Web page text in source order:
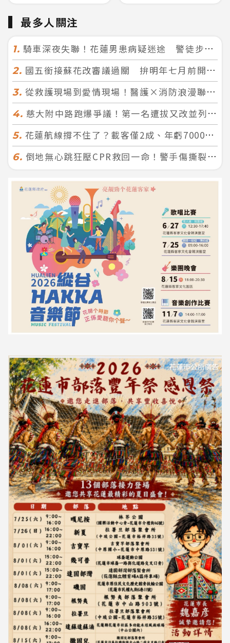
最多人關注
1. 騎車深夜失聯！花蓮男患病疑迷途 警徒步百米急尋救回一命
2. 國五銜接蘇花改審議過關 拚明年七月前開工！台北花蓮2小時生活圈成形
3. 從救護現場到愛情現場！醫護×消防浪漫聯誼 32人配對成功5對
4. 慈大附中路跑爆爭議！第一名遭拔又改並列 家長怒：難以接受
5. 花蓮航線撐不住了？載客僅2成、年虧7000萬 華信喊：真的快飛不下去
6. 倒地無心跳狂壓CPR救回一命！警手傷撕裂仍不放手 竟救到藝人何篤霖哥哥